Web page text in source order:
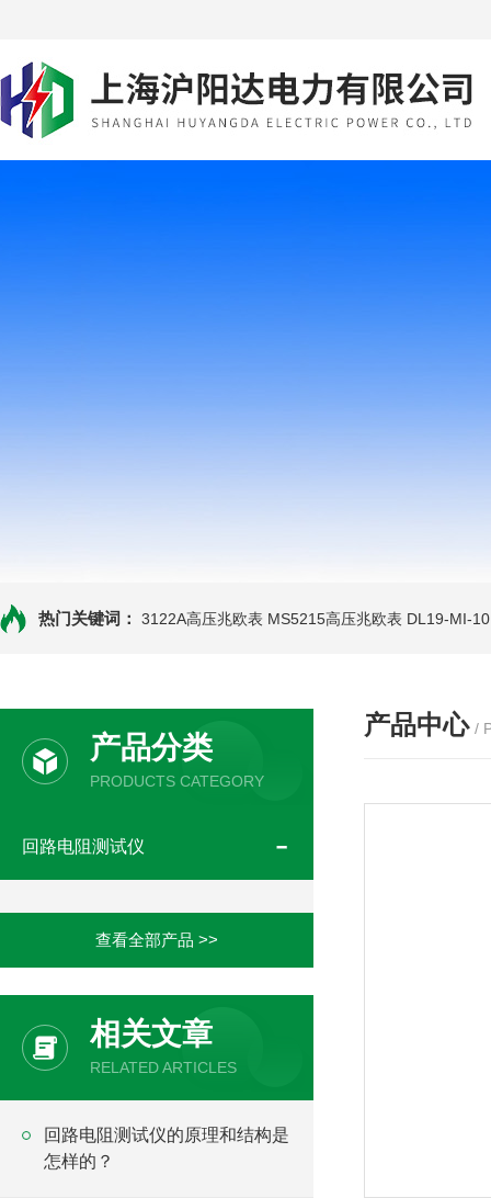
热门关键词： 3122A高压兆欧表 MS5215高压兆欧表 DL19-MI-
产品分类
PRODUCTS CATEGORY
回路电阻测试仪
查看全部产品 >>
相关文章
RELATED ARTICLES
回路电阻测试仪的原理和结构是
怎样的？
产品中心 /